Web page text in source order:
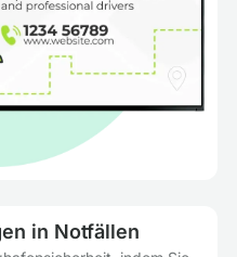
in Notfällen